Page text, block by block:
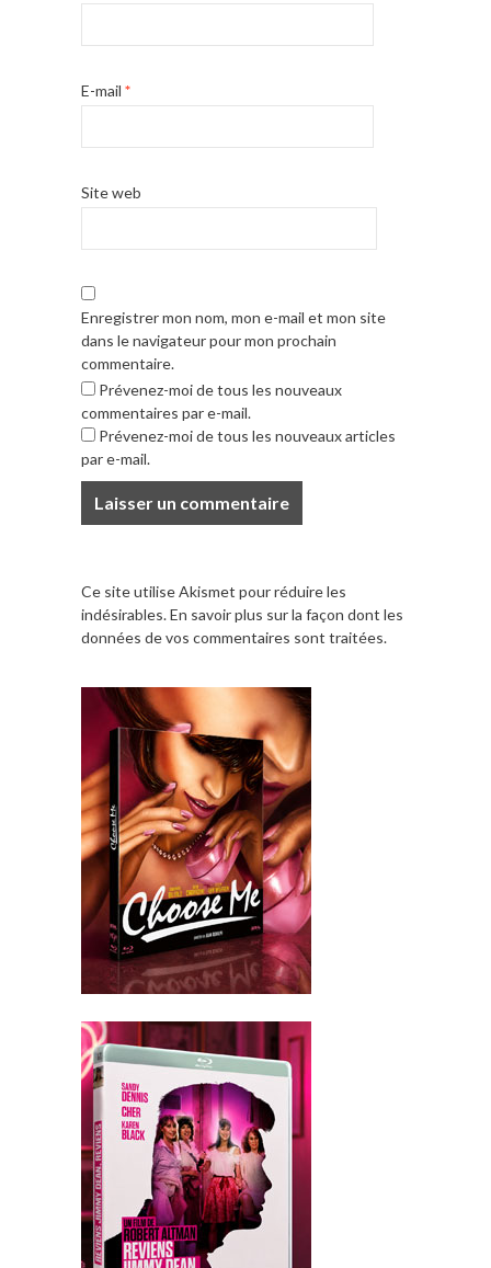
E-mail *
Site web
Enregistrer mon nom, mon e-mail et mon site
dans le navigateur pour mon prochain
commentaire.
Prévenez-moi de tous les nouveaux
commentaires par e-mail.
Prévenez-moi de tous les nouveaux articles
par e-mail.
Ce site utilise Akismet pour réduire les
indésirables.En savoir plus sur la façon dont les
données de vos commentaires sont traitées.